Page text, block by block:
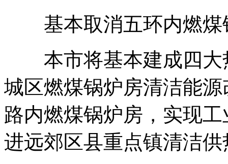
基本取消五环内燃煤
本市将基本建成四大
城区燃煤锅炉房清洁能
路内燃煤锅炉房，实现
进远郊区县重点镇清洁